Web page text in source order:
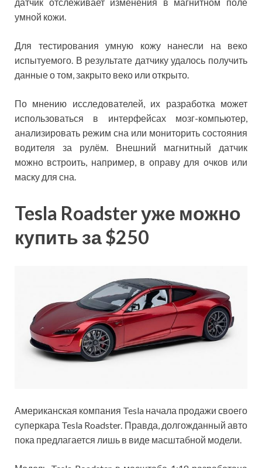
умной кожи.
Для тестирования умную кожу нанесли на веко
испытуемого. В результате датчику удалось получить
данные о том, закрыто веко или открыто.
По мнению исследователей, их разработка может
использоваться в интерфейсах мозг-компьютер,
анализировать режим сна или мониторить состояния
водителя за рулём. Внешний магнитный датчик
можно встроить, например, в оправу для очков или
маску для сна.
Tesla Roadster уже можно
купить за $250
Американская компания Tesla начала продажи своего
суперкара Tesla Roadster. Правда, долгожданный авто
пока предлагается лишь в виде масштабной модели.